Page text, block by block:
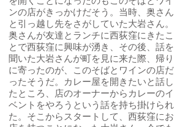
ンの店がきっかけだそう。当時、奥さん
と引っ越し先をさがしていた大岩さん。
奥さんが友達とランチに西荻窪にきたこ
とで西荻窪に興味が湧き、その後、話を
聞いた大岩さんが町を見に来た際、帰り
に寄ったのが、このそばとワインの店だ
ったそうだ。カレー屋を開きたいと話し
たところ、店のオーナーからカレーのイ
ベントをやろうという話を持ち掛けられ
た。そこからスタートして、西荻窪にお